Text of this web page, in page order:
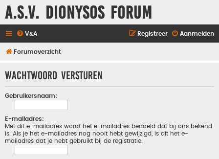
A.S.V. Dionysos Forum
V&A Aanmelden
Registreer
Forumoverzicht
Wachtwoord versturen
Gebruikersnaam:
E-mailadres:
Met dit e-mailadres wordt het e-mailadres bedoeld dat bij ons bekend
is. Als je het e-mailadres nog nooit hebt gewijzigd, is dit het e-
mailadres dat je hebt gebruikt bij de registratie.